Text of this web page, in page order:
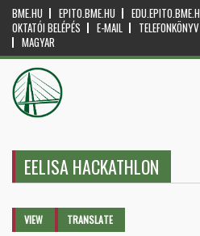
BME.HU EPITO.BME.HU
OKTATÓI BELÉPÉS
E-MAIL TELEFONKÖNYV
MAGYAR
EELISA HACKATHLON
Primary tabs
VIEW (ACTIVETRANSLATE